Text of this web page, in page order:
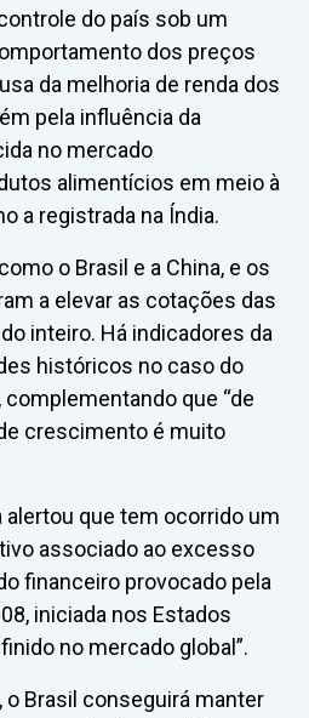
do país sob um
dos preços
da melhoria de renda dos
pela influência da
no mercado
alimentícios em meio à
a registrada na Índia.
o Brasil e a China, e os
a elevar as cotações das
inteiro. Há indicadores da
históricos no caso do
complementando que “de
crescimento é muito
alertou que tem ocorrido um
associado ao excesso
financeiro provocado pela
iniciada nos Estados
no mercado global”.
o Brasil conseguirá manter